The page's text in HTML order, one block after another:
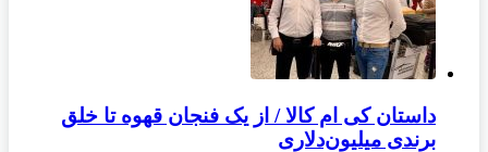
داستان کی ام کالا / از یک فنجان قهوه تا خلق
برندی میلیون‌دلاری